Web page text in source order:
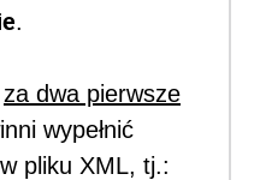
.
za dwa pierwsze
wypełnić
pliku XML, tj.: